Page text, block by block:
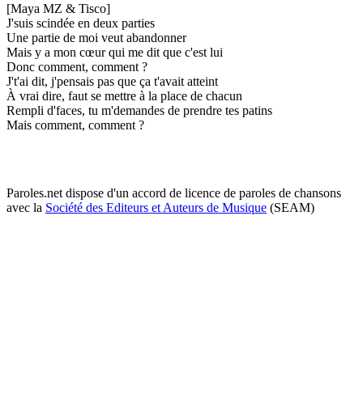
[Maya MZ & Tisco]
J'suis scindée en deux parties
Une partie de moi veut abandonner
Mais y a mon cœur qui me dit que c'est lui
Donc comment, comment ?
J't'ai dit, j'pensais pas que ça t'avait atteint
À vrai dire, faut se mettre à la place de chacun
Rempli d'faces, tu m'demandes de prendre tes patins
Mais comment, comment ?
Paroles.net dispose d'un accord de licence de paroles de chansons
avec la Société des Editeurs et Auteurs de Musique (SEAM)